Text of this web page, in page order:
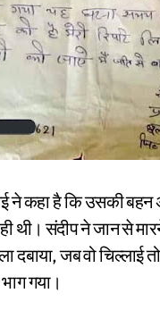
ने कहा है कि उसकी
थी। संदीप ने जान से
दबाया, जब वो चिल्लाई
गया।